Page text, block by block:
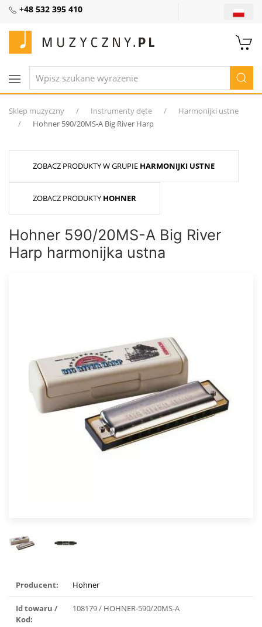
+48 532 395 410
Sklep muzyczny Instrumenty dęte
Harmonijki ustne
Hohner 590/20MS-A Big River Harp
ZOBACZ PRODUKTY W GRUPIE HARMONIJKI USTNE
ZOBACZ PRODUKTY HOHNER
Hohner 590/20MS-A Big River
Harp harmonijka ustna
Producent: Hohner
Id towaru /
Kod:
108179 / HOHNER-590/20MS-A